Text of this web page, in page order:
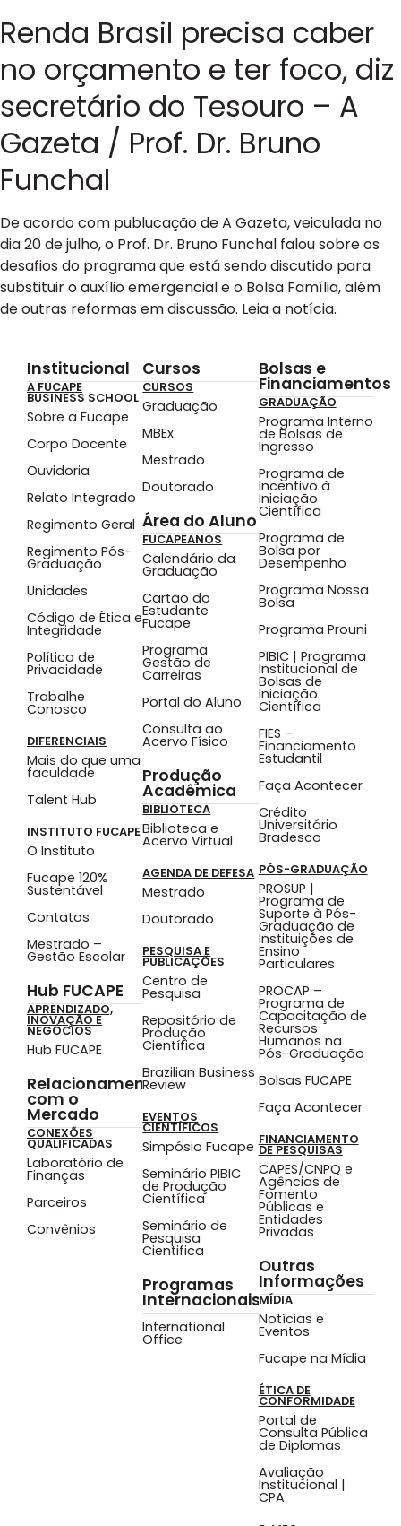
Renda Brasil precisa caber
no orçamento e ter foco, diz
secretário do Tesouro – A
Gazeta / Prof. Dr. Bruno
Funchal
De acordo com publucação de A Gazeta, veiculada no
dia 20 de julho, o Prof. Dr. Bruno Funchal falou sobre os
desafios do programa que está sendo discutido para
substituir o auxílio emergencial e o Bolsa Família, além
de outras reformas em discussão. Leia a notícia.
Institucional
A FUCAPE
BUSINESS SCHOOL
Sobre a Fucape
Corpo Docente
Ouvidoria
Relato Integrado
Regimento Geral
Regimento Pós-
Graduação
Unidades
Código de Ética e
Integridade
Política de
Privacidade
Trabalhe
Conosco
DIFERENCIAIS
Mais do que uma
faculdade
Talent Hub
INSTITUTO FUCAPE
O Instituto
Fucape 120%
Sustentável
Contatos
Mestrado –
Gestão Escolar
Hub FUCAPE
APRENDIZADO,
INOVAÇÃO E
NEGÓCIOS
Hub FUCAPE
Relacionamento
com o
Mercado
CONEXÕES
QUALIFICADAS
Laboratório de
Finanças
Parceiros
Convênios
Cursos
CURSOS
Graduação
MBEx
Mestrado
Doutorado
Área do Aluno
FUCAPEANOS
Calendário da
Graduação
Cartão do
Estudante
Fucape
Programa
Gestão de
Carreiras
Portal do Aluno
Consulta ao
Acervo Físico
Produção
Acadêmica
BIBLIOTECA
Biblioteca e
Acervo Virtual
AGENDA DE DEFESA
Mestrado
Doutorado
PESQUISA E
PUBLICAÇÕES
Centro de
Pesquisa
Repositório de
Produção
Científica
Brazilian Business
Review
EVENTOS
CIENTÍFICOS
Simpósio Fucape
Seminário PIBIC
de Produção
Científica
Seminário de
Pesquisa
Cientifica
Programas
Internacionais
International
Office
Bolsas e
Financiamentos
GRADUAÇÃO
Programa Interno
de Bolsas de
Ingresso
Programa de
Incentivo à
Iniciação
Científica
Programa de
Bolsa por
Desempenho
Programa Nossa
Bolsa
Programa Prouni
PIBIC | Programa
Institucional de
Bolsas de
Iniciação
Científica
FIES –
Financiamento
Estudantil
Faça Acontecer
Crédito
Universitário
Bradesco
PÓS-GRADUAÇÃO
PROSUP |
Programa de
Suporte à Pós-
Graduação de
Instituições de
Ensino
Particulares
PROCAP –
Programa de
Capacitação de
Recursos
Humanos na
Pós-Graduação
Bolsas FUCAPE
Faça Acontecer
FINANCIAMENTO
DE PESQUISAS
CAPES/CNPQ e
Agências de
Fomento
Públicas e
Entidades
Privadas
Outras
Informações
MÍDIA
Notícias e
Eventos
Fucape na Mídia
ÉTICA DE
CONFORMIDADE
Portal de
Consulta Pública
de Diplomas
Avaliação
Institucional |
CPA